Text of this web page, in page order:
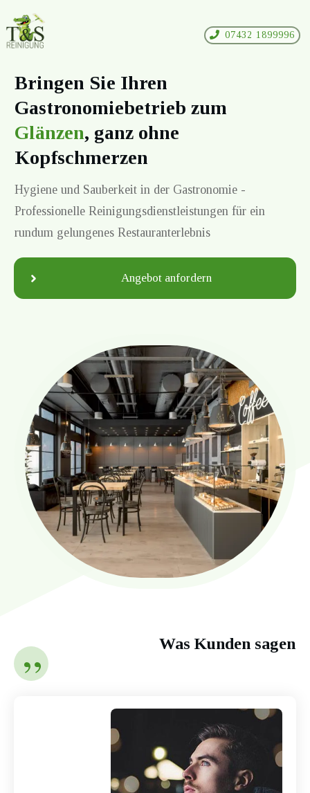
07432 1899996
Bringen Sie Ihren
Gastronomiebetrieb zum
Glänzen, ganz ohne
Kopfschmerzen
Hygiene und Sauberkeit in der Gastronomie -
Professionelle Reinigungsdienstleistungen für ein
rundum gelungenes Restauranterlebnis
Angebot anfordern
Was Kunden sagen
”